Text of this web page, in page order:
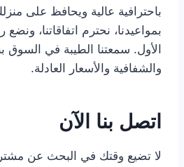
باحترافية عالية ويحافظ على
بمواعيدنا، نحترم اتفاقاتنا،
الأول. سمعتنا الطيبة في السوق
والشفافية والأسعار العادلة.
اتصل بنا الآن
لا تضيع وقتك في البحث عن